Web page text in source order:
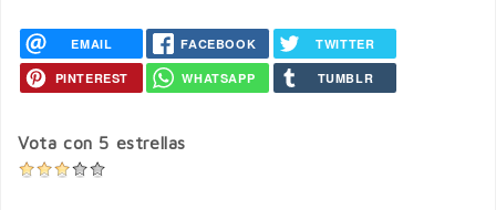
EMAIL FACEBOOK TWITTER
PINTEREST WHATSAPP TUMBLR
Vota con 5 estrellas